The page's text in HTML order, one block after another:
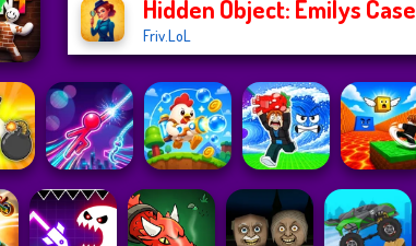
Hidden Object: Emilys Case
Friv.LoL